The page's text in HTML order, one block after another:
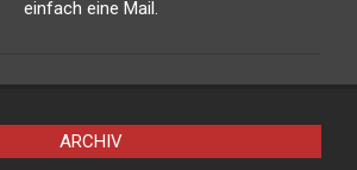
einfach eine Mail.
ARCHIV